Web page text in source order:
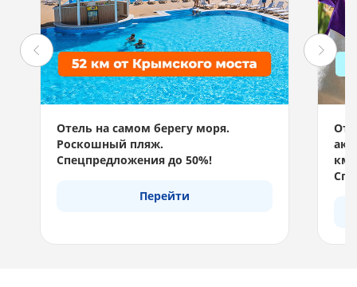
Отель на самом берегу моря.
Роскошный пляж.
Спецпредложения до 50%!
Перейти
км